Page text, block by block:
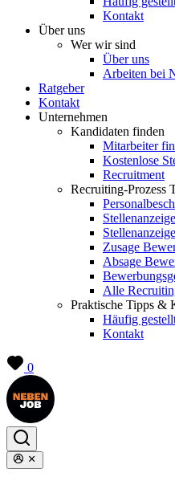
Kontakt
Über uns
Wer wir sind
Über uns
Arbeiten bei
Ratgeber
Kontakt
Unternehmen
Kandidaten finden
Mitarbeiter
Kostenlose
Recruitment
Recruiting-Prozess
Zusage
Absage
Alle
Praktische Tipps &
Häufig
Kontakt
0